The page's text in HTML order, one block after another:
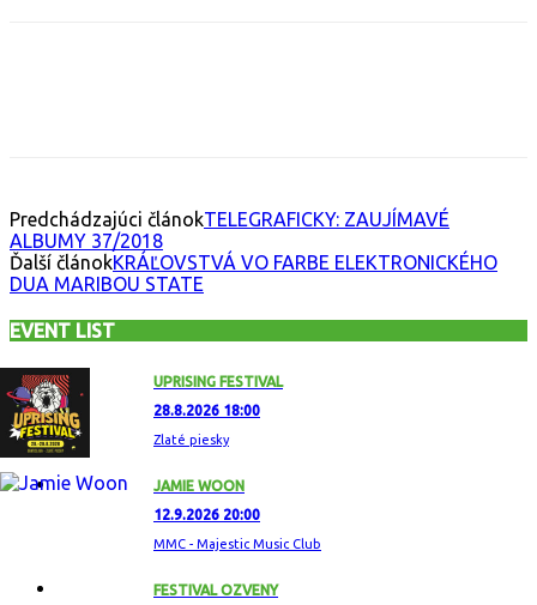
Predchádzajúci článokTELEGRAFICKY: ZAUJÍMAVÉ
ALBUMY 37/2018
Ďalší článokKRÁĽOVSTVÁ VO FARBE ELEKTRONICKÉHO
DUA MARIBOU STATE
EVENT LIST
UPRISING FESTIVAL
28.8.2026 18:00
Zlaté piesky
JAMIE WOON
12.9.2026 20:00
MMC - Majestic Music Club
FESTIVAL OZVENY